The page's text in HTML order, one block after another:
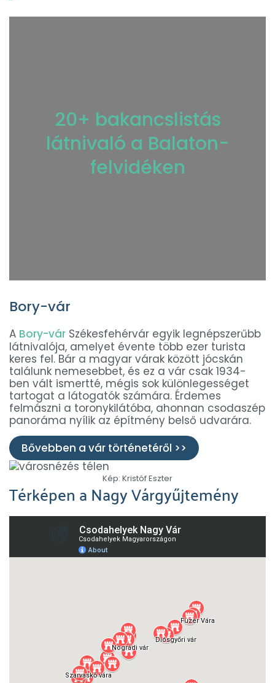
20+ bakancslistás
látnivaló a Balaton-
felvidéken
Bory-vár
A Bory-vár Székesfehérvár egyik legnépszerűbb
látnivalója, amelyet évente több ezer turista
keres fel. Bár a magyar várak között jócskán
találunk nemesebbet, és ez a vár csak 1934-
ben vált ismertté, mégis sok különlegességet
tartogat a látogatók számára. Érdemes
felmászni a toronykilátóba, ahonnan csodaszép
panoráma nyílik az építmény belső udvarára.
Bővebben a vár történetéről >>
Kép: Kristóf Eszter
Térképen a Nagy Várgyűjtemény